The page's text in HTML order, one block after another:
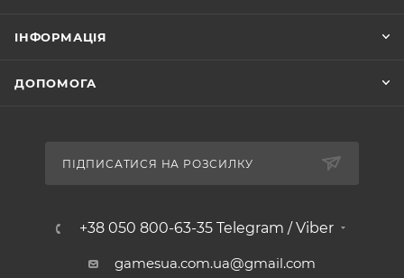
ІНФОРМАЦІЯ
ДОПОМОГА
ПІДПИСАТИСЯ НА РОЗСИЛКУ
+38 050 800-63-35 Telegram / Viber
gamesua.com.ua@gmail.com